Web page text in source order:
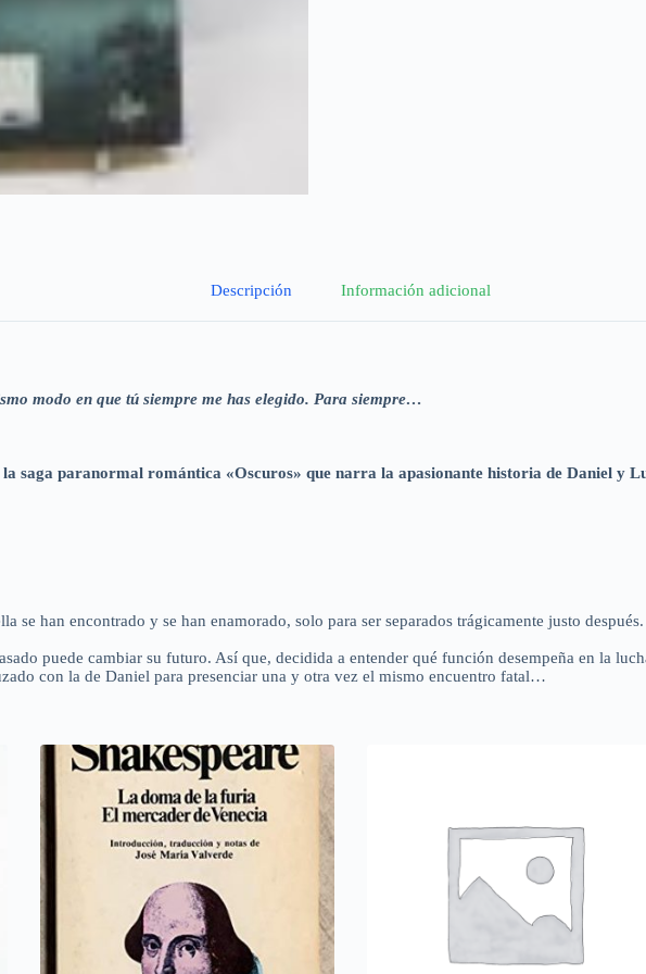
Descripción Información adicional
modo en que tú siempre me has elegido. Para siempre…
saga paranormal romántica «Oscuros» que narra la apasionante historia de Daniel y
se han encontrado y se han enamorado, solo para ser separados trágicamente justo
puede cambiar su futuro. Así que, decidida a entender qué función desempeña en la
con la de Daniel para presenciar una y otra vez el mismo encuentro fatal…